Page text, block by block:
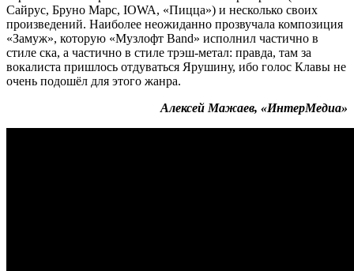
Сайрус, Бруно Марс, IOWA, «Пицца») и несколько своих
произведений. Наиболее неожиданно прозвучала композиция
«Замуж», которую «Музлофт Band» исполнил частично в
стиле ска, а частично в стиле трэш-метал: правда, там за
вокалиста пришлось отдуваться Ярушину, ибо голос Клавы не
очень подошёл для этого жанра.
Алексей Мажаев, «ИнтерМедиа»